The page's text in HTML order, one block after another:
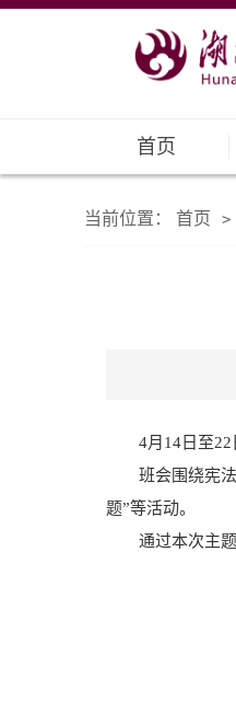
首页
当前位置： 首页 >
4月14日至
班会围绕宪
题”等活动。
通过本次主